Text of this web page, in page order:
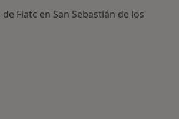
Fiatc en San Sebastián de los